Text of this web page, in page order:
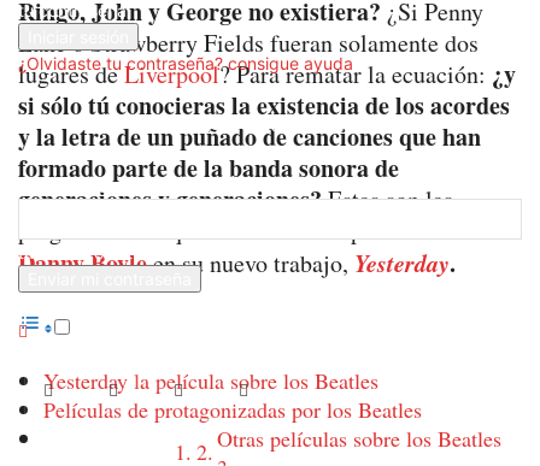
tu contraseña
¿Olvidaste tu contraseña? consigue ayuda
Recuperación de contraseña
Recupera tu contraseña
tu correo electrónico
Ringo, John y George no existiera? ¿Si Penny
Lane o Strawberry Fields fueran solamente dos
lugares deLiverpool? Para rematar la ecuación: ¿y
si sólo tú conocieras la existencia de los acordes
y la letra de un puñado de canciones que han
formado parte de la banda sonora de
generaciones y generaciones?Estas son las
preguntas a las que intenta dar respuesta el director
Danny Boyleen su nuevo trabajo, Yesterday.
Yesterday la película sobre los Beatles
Películas de protagonizadas por los Beatles
Otras películas sobre los Beatles